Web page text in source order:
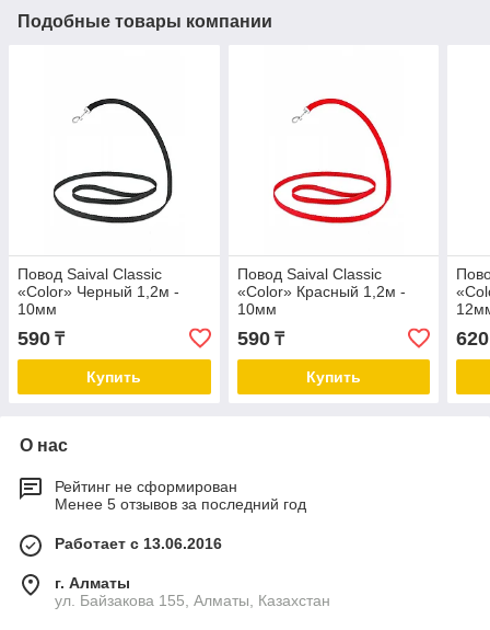
Подобные товары компании
Повод Saival Classic
«Color» Черный 1,2м -
10мм
590 ₸
Купить
Повод Saival Classic
«Color» Красный 1,2м -
10мм
590₸
Купить
620
О нас
Рейтинг не сформирован
Менее 5 отзывов за последний год
Работает с 13.06.2016
г. Алматы
ул. Байзакова 155, Алматы, Казахстан